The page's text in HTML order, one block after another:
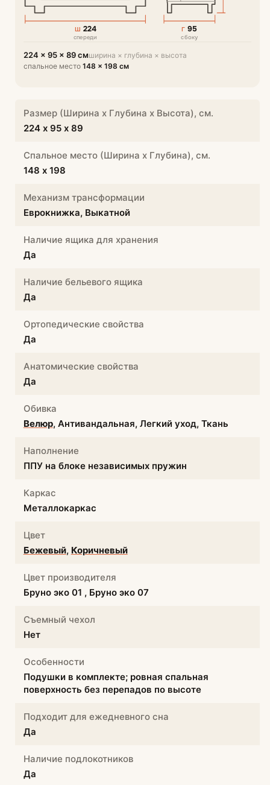
Ш 224 Г 95
спереди сбоку
224 × 95 × 89 смширина × глубина × высота
спальное место 148 × 198 см
Размер (Ширина х Глубина х Высота), см.
224 х 95 х 89
Спальное место (Ширина х Глубина), см.
148 х 198
Механизм трансформации
Еврокнижка, Выкатной
Наличие ящика для хранения
Да
Наличие бельевого ящика
Да
Ортопедические свойства
Да
Анатомические свойства
Да
Обивка
Велюр, Антивандальная, Легкий уход, Ткань
Наполнение
ППУ на блоке независимых пружин
Каркас
Металлокаркас
Цвет
Бежевый, Коричневый
Цвет производителя
Бруно эко 01 , Бруно эко 07
Съемный чехол
Нет
Особенности
Подушки в комплекте; ровная спальная
поверхность без перепадов по высоте
Подходит для ежедневного сна
Да
Наличие подлокотников
Да